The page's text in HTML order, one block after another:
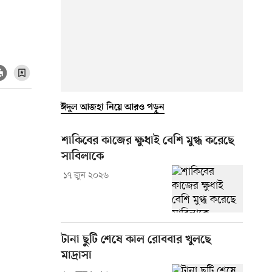
ঈদুল আজহা নিয়ে আরও পড়ুন
শাকিবের কাজের ক্ষুধাই বেশি মুগ্ধ করেছে
সাবিলাকে
১৭ জুন ২০২৬
টানা ছুটি শেষে কাল রোববার খুলছে
মাদ্রাসা